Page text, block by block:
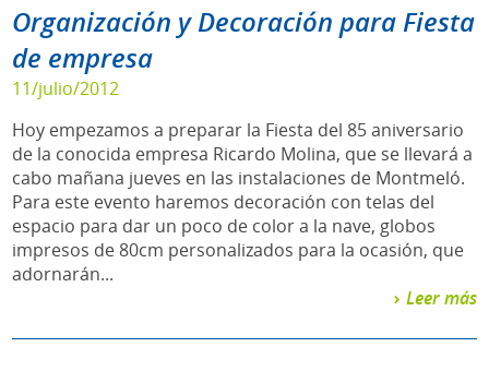
Organización y Decoración para Fiesta
de empresa
11/julio/2012
Hoy empezamos a preparar la Fiesta del 85 aniversario
de la conocida empresa Ricardo Molina, que se llevará a
cabo mañana jueves en las instalaciones de Montmeló.
Para este evento haremos decoración con telas del
espacio para dar un poco de color a la nave, globos
impresos de 80cm personalizados para la ocasión, que
adornarán...
Leer más